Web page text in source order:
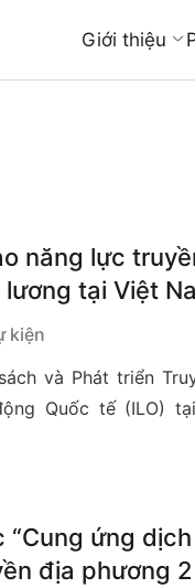
Giới thiệu
năng lực
tại Việt
kiện
và Phát triển
Quốc tế (ILO)
báo chí về những
sách an sinh xã
“Cung ứng
địa phương